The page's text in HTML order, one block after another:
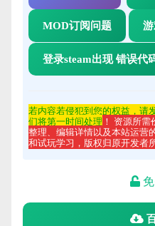
MOD订阅问题 游
登录steam出现 错误代
若内容若侵犯到您的权益，请
们将第一时间处理 ！ 资源所
整理、编辑详情以及本站运营
和试玩学习，版权归原开发者所